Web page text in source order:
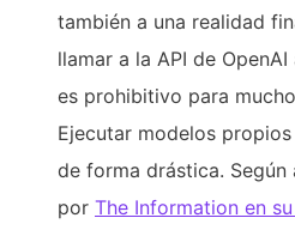
también a una realidad
llamar a la API de
es prohibitivo para
Ejecutar modelos
de forma drástica. Según
por The Information en